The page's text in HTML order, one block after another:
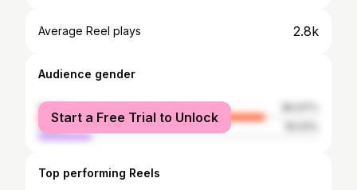
Average Reel plays 2.8k
Audience gender
female
male
Start a Free Trial to Unlock
Top performing Reels